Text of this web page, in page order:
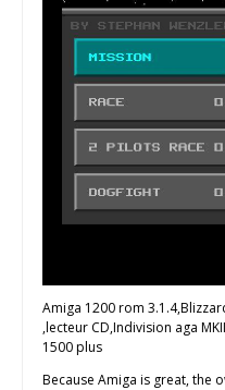
Amiga 1200 rom
,lecteur CD,Indivision aga
1500 plus
Because Amiga is great, the